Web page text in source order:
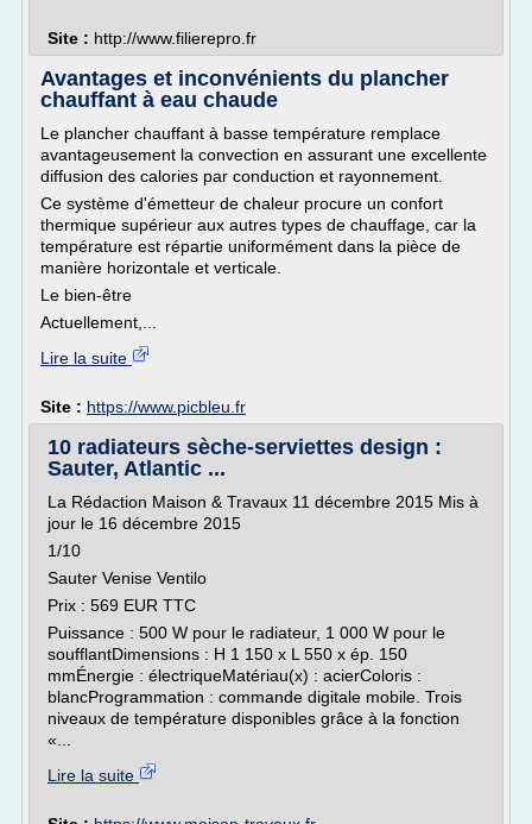
Site : http://www.filierepro.fr
Avantages et inconvénients du plancher
chauffant à eau chaude
Le plancher chauffant à basse température remplace
avantageusement la convection en assurant une excellente
diffusion des calories par conduction et rayonnement.
Ce système d'émetteur de chaleur procure un confort
thermique supérieur aux autres types de chauffage, car la
température est répartie uniformément dans la pièce de
manière horizontale et verticale.
Le bien-être
Actuellement,...
Lire la suite
Site : https://www.picbleu.fr
10 radiateurs sèche-serviettes design :
Sauter, Atlantic ...
La Rédaction Maison & Travaux 11 décembre 2015 Mis à
jour le 16 décembre 2015
1/10
Sauter Venise Ventilo
Prix : 569 EUR TTC
Puissance : 500 W pour le radiateur, 1 000 W pour le
soufflantDimensions : H 1 150 x L 550 x ép. 150
mmÉnergie : électriqueMatériau(x) : acierColoris :
blancProgrammation : commande digitale mobile. Trois
niveaux de température disponibles grâce à la fonction
«...
Lire la suite